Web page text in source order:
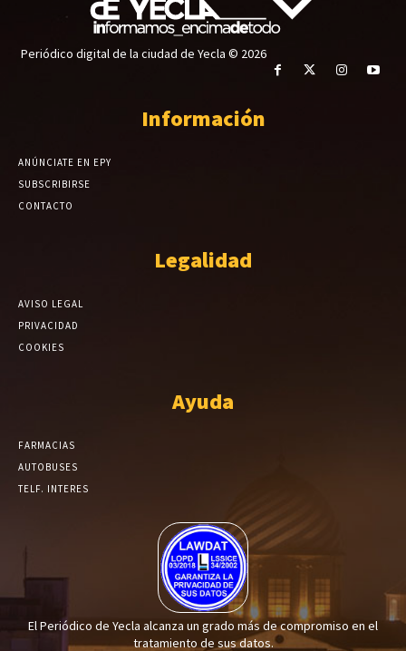
Periódico digital de la ciudad de Yecla © 2026
Información
ANÚNCIATE EN EPY
SUBSCRIBIRSE
CONTACTO
Legalidad
AVISO LEGAL
PRIVACIDAD
COOKIES
Ayuda
FARMACIAS
AUTOBUSES
TELF. INTERES
El Periódico de Yecla alcanza un grado más de compromiso en el
tratamiento de sus datos.